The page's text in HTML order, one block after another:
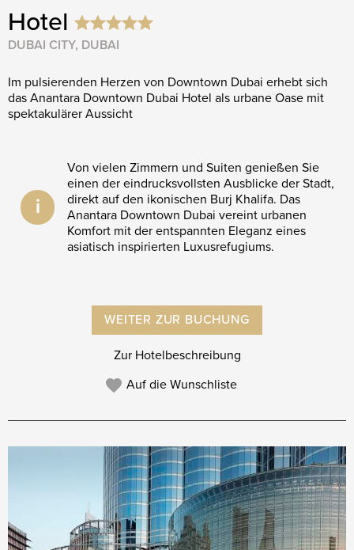
Hotel
DUBAI CITY, DUBAI
Im pulsierenden Herzen von Downtown Dubai erhebt sich
das Anantara Downtown Dubai Hotel als urbane Oase mit
spektakulärer Aussicht
i
Von vielen Zimmern und Suiten genießen Sie
einen der eindrucksvollsten Ausblicke der Stadt,
direkt auf den ikonischen Burj Khalifa. Das
Anantara Downtown Dubai vereint urbanen
Komfort mit der entspannten Eleganz eines
asiatisch inspirierten Luxusrefugiums.
WEITER ZUR BUCHUNG
Zur Hotelbeschreibung
Auf die Wunschliste